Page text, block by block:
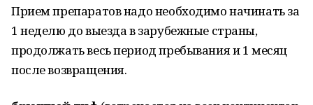
Прием препаратов надо необходимо начинать за
1 неделю до выезда в зарубежные страны,
продолжать весь период пребывания и 1 месяц
после возвращения.